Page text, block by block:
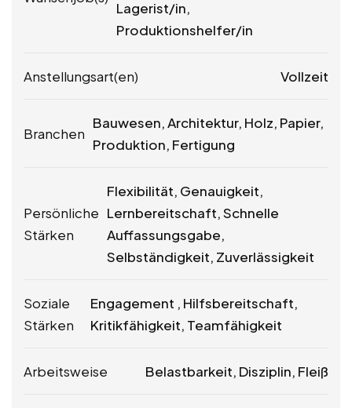
Lagerist/in,
Produktionshelfer/in
Anstellungsart(en) Vollzeit
Branchen
Bauwesen, Architektur, Holz, Papier,
Produktion, Fertigung
Persönliche
Stärken
Flexibilität, Genauigkeit,
Lernbereitschaft, Schnelle
Auffassungsgabe,
Selbständigkeit, Zuverlässigkeit
Soziale
Stärken
Engagement , Hilfsbereitschaft,
Kritikfähigkeit, Teamfähigkeit
Arbeitsweise Belastbarkeit, Disziplin, Fleiß